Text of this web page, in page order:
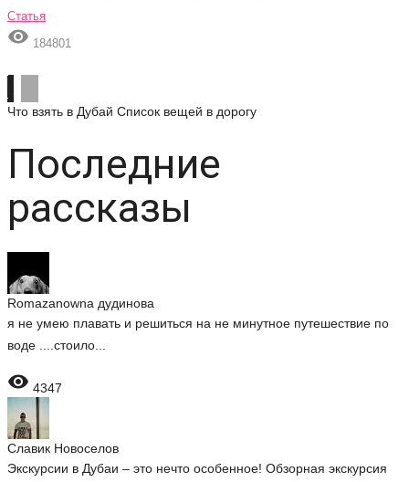
Статья
 184801
Что взять в Дубай Список вещей в дорогу
Последние
рассказы
Romazanowna дудинова
я не умею плавать и решиться на не минутное путешествие по
воде ....стоило...
 4347
Славик Новоселов
Экскурсии в Дубаи – это нечто особенное! Обзорная экскурсия